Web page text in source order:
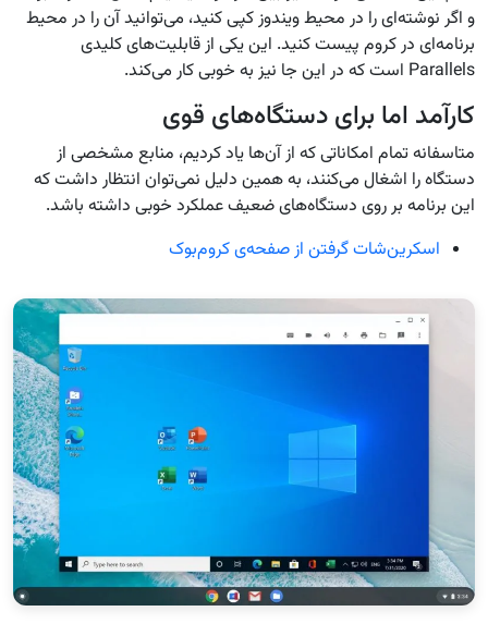
و اگر نوشته‌ای را در محیط ویندوز کپی کنید، می‌توانید آن را در محیط
برنامه‌ای در کروم پیست کنید. این یکی از قابلیت‌های کلیدی
Parallels است که در این جا نیز به خوبی کار می‌کند.
کارآمد اما برای دستگاه‌های قوی
متاسفانه تمام امکاناتی که از آن‌ها یاد کردیم، منابع مشخصی از
دستگاه را اشغال می‌کنند، به همین دلیل نمی‌توان انتظار داشت که
این برنامه بر روی دستگاه‌های ضعیف عملکرد خوبی داشته باشد.
اسکرین‌شات گرفتن از صفحه‌ی کروم‌بوک